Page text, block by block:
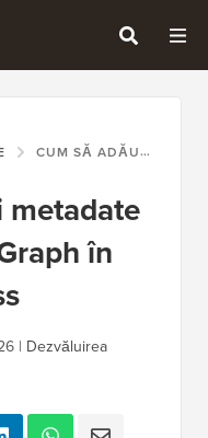
CUM SĂ ADĂUGAȚI METADATE FACEBOOK OPEN GRAPH ÎN TEMELE WORDPRESS
metadate
în
| Dezvăluirea